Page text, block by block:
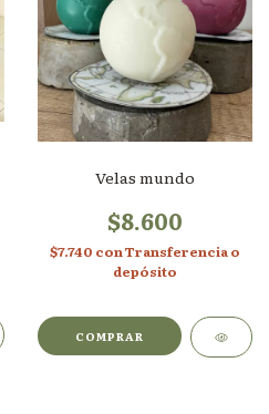
Velas mundo
$8.600
$7.740 conTransferencia o
depósito
COMPRAR